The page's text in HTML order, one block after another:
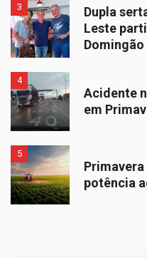
Dupla
Leste
3
Acidente
em
4
Primavera
potência
5